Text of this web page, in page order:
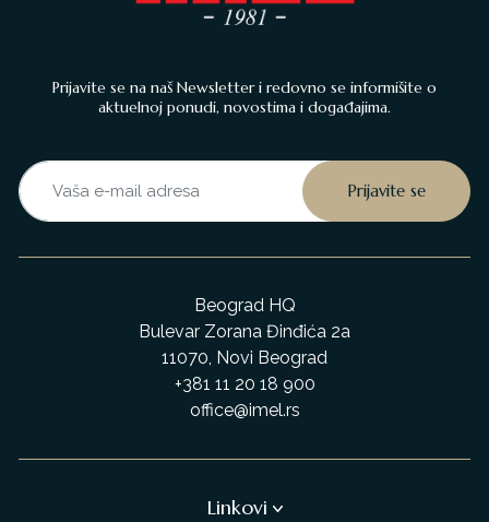
Prijavite se na naš Newsletter i redovno se informišite o
aktuelnoj ponudi, novostima i događajima.
Beograd HQ
Bulevar Zorana Đinđića 2a
11070, Novi Beograd
+381 11 20 18 900
office@imel.rs
Linkovi